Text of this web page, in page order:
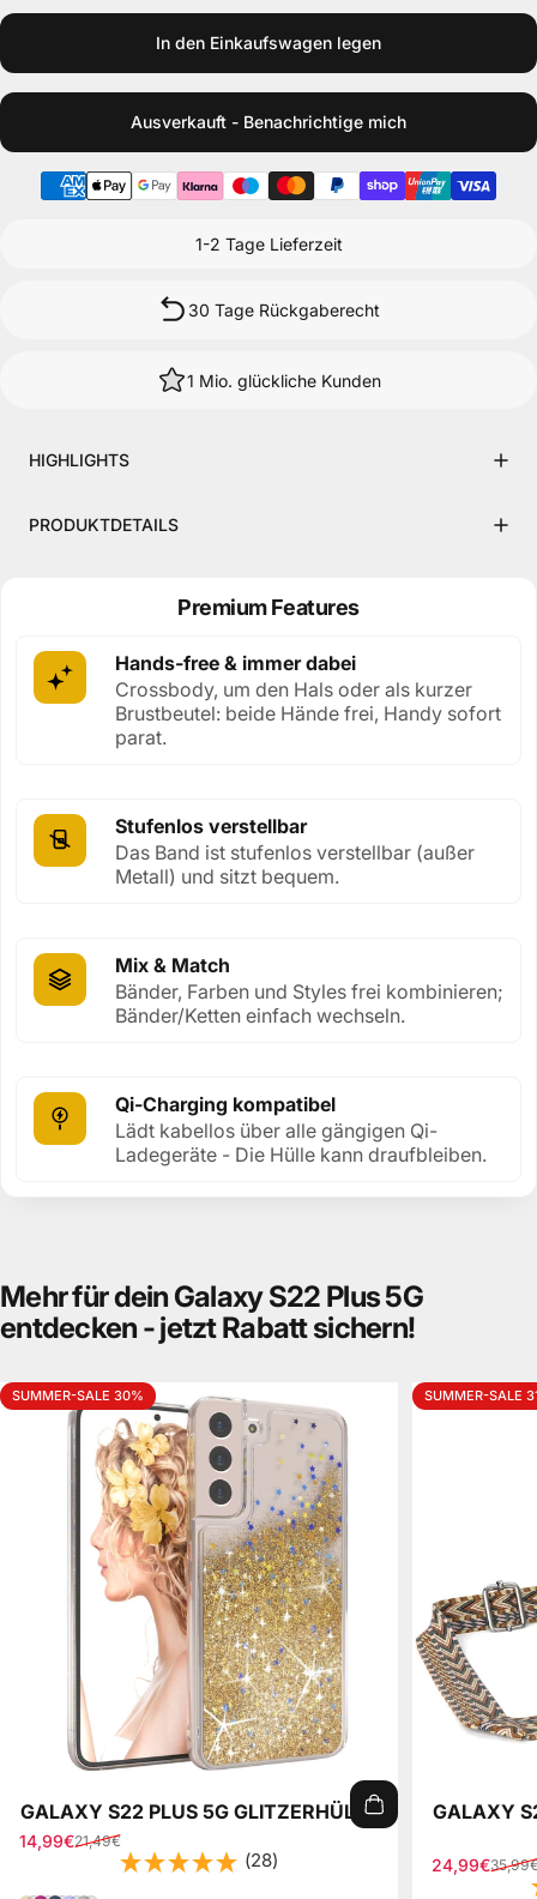
In den Einkaufswagen legen
Ausverkauft - Benachrichtige mich
1-2 Tage Lieferzeit
30 Tage Rückgaberecht
1 Mio. glückliche Kunden
HIGHLIGHTS
PRODUKTDETAILS
Premium Features
Hands-free & immer dabei
Crossbody, um den Hals oder als kurzer
Brustbeutel: beide Hände frei, Handy sofort
parat.
Stufenlos verstellbar
Das Band ist stufenlos verstellbar (außer
Metall) und sitzt bequem.
Mix & Match
Bänder, Farben und Styles frei kombinieren;
Bänder/Ketten einfach wechseln.
Qi-Charging kompatibel
Lädt kabellos über alle gängigen Qi-
Ladegeräte - Die Hülle kann draufbleiben.
Mehrfürdein GalaxyS22 Plus5G
entdecken -jetztRabattsichern!
SUMMER-SALE 30%
GALAXY S22 PLUS 5G GLITZERHÜLLE
Verkaufspreis
14,99€
Normaler Preis
21,49€
(28)
SUMMER-SALE
GALAXY
24,99€
Normaler